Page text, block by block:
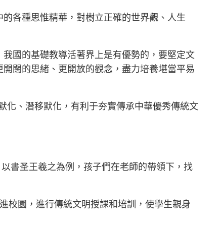
各種思惟精華，對樹立正確的世界觀、人生
國的基礎教導活著界上是有優勢的，要堅定文
闊的思緒、更開放的觀念，盡力培養堪當平易
化、潛移默化，有利于夯實傳承中華優秀傳統文
書圣王羲之為例，孩子們在老師的帶領下，找
校園，進行傳統文明授課和培訓，使學生親身